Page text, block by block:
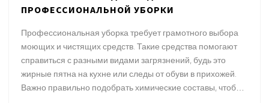
ПРОФЕССИОНАЛЬНОЙ УБОРКИ
Профессиональная уборка требует грамотного выбора
моющих и чистящих средств. Такие средства помогают
справиться с разными видами загрязнений, будь это
жирные пятна на кухне или следы от обуви в прихожей.
Важно правильно подобрать химические составы, чтобы